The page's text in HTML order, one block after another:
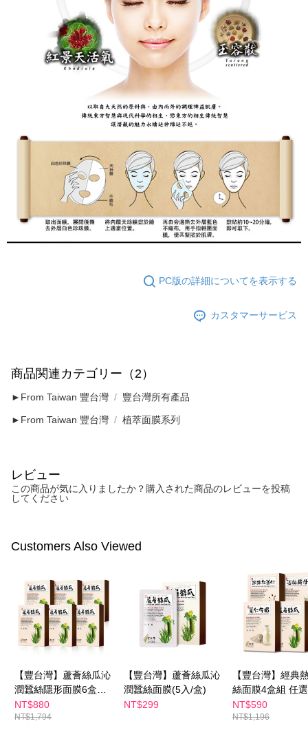
PC版の詳細についてを表示する
カスタマーサービス
商品関連カテゴリー（2）
►From Taiwan 豐台灣 豐台灣所有產品
►From Taiwan 豐台灣 植萃面膜系列
レビュー
この商品が気に入りましたか？購入された商品のレビューを投稿
してください
Customers Also Viewed
【豐台灣】蘆薈絲瓜沁
潤蠶絲隱形面膜6盒組#
曬後舒緩 #保濕
NT$880
NT$1,794
【豐台灣】蘆薈絲瓜沁
潤蠶絲面膜(5入/盒)
NT$299
【豐台灣】經典
絲面膜4盒組 任
玫瑰/薏仁牛奶/蘆
瓜/酒粕酵母)
NT$590
NT$1,196